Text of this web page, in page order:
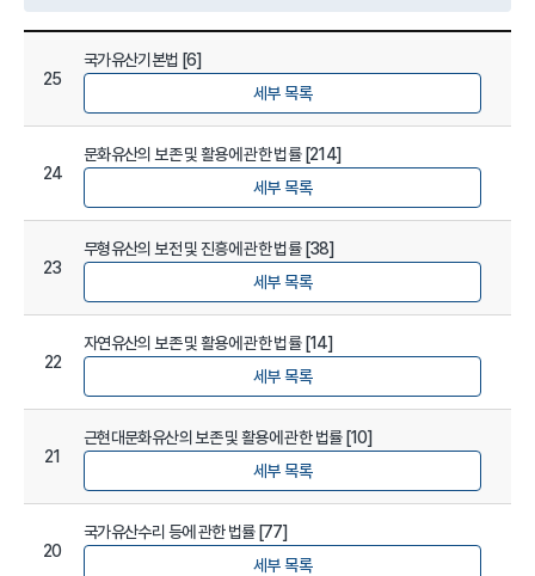
법규정보 관리 목록
25
국가유산기본법 [6]
세부 목록
24
문화유산의 보존 및 활용에 관한 법률 [214]
세부 목록
23
무형유산의 보전 및 진흥에 관한 법률 [38]
세부 목록
22
자연유산의 보존 및 활용에 관한 법률 [14]
세부 목록
21
근현대문화유산의 보존 및 활용에 관한 법률 [10]
세부 목록
20
국가유산수리 등에 관한 법률 [77]
세부 목록